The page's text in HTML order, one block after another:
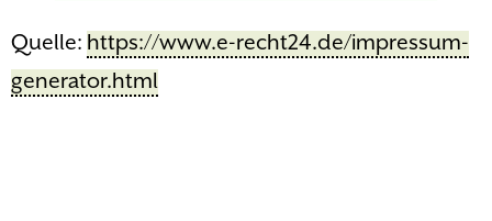
Quelle: https://www.e-recht24.de/impressum-
generator.html